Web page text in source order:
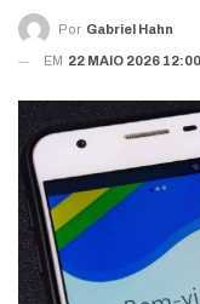
Por Gabriel Hahn
EM 22 MAIO 2026 12:00